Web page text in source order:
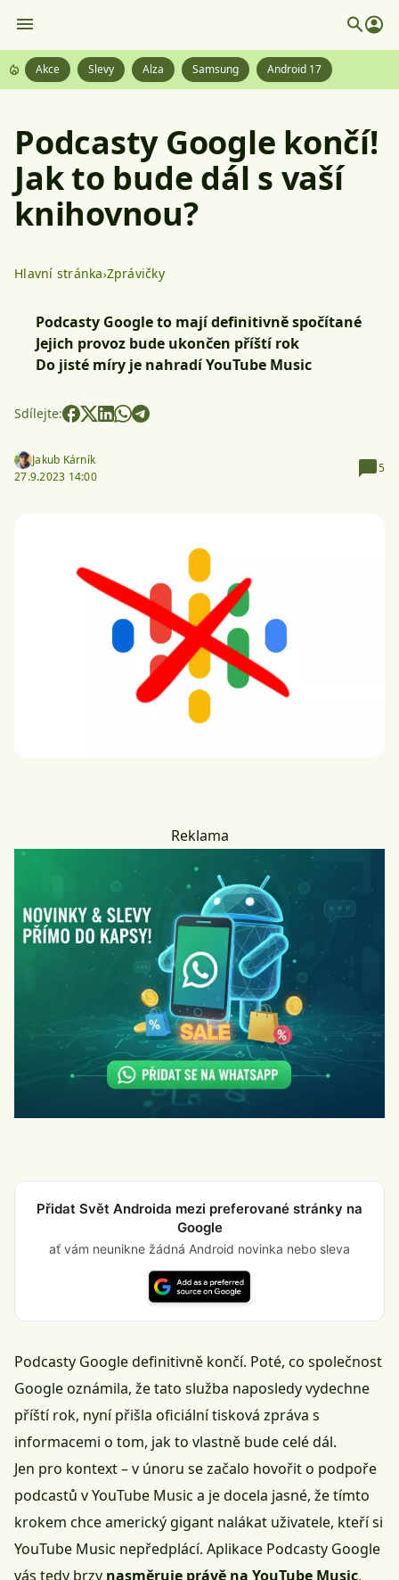
Akce Slevy Alza Samsung Android 17
Podcasty Google končí!
Jak to bude dál s vaší
knihovnou?
Hlavní stránka Zprávičky
Podcasty Google to mají definitivně spočítané
Jejich provoz bude ukončen příští rok
Do jisté míry je nahradí YouTube Music
Sdílejte:
Jakub Kárník
27.9.2023 14:00
5
Reklama
Přidat Svět Androida mezi preferované stránky na
Google
ať vám neunikne žádná Android novinka nebo sleva
Podcasty Google definitivně končí. Poté, co společnost
Google oznámila, že tato služba naposledy vydechne
příští rok, nyní přišla oficiální tisková zpráva s
informacemi o tom, jak to vlastně bude celé dál.
Jen pro kontext – v únoru se začalo hovořit o podpoře
podcastů vYouTube Music a je docela jasné, že tímto
krokem chce americký gigant nalákat uživatele, kteří si
YouTube Music nepředplácí. Aplikace Podcasty Google
vás tedy brzy nasměruje právě na YouTube Music,